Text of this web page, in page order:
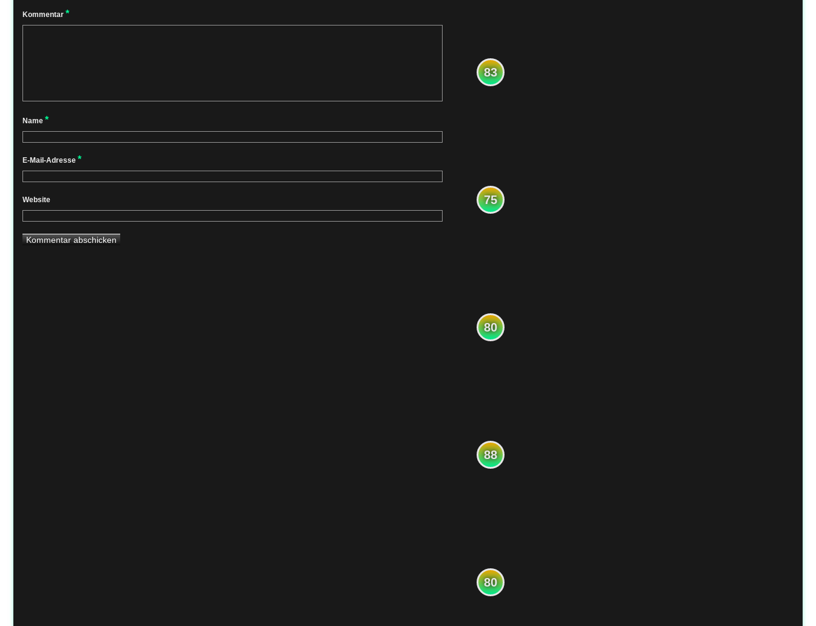
Kommentar *
Name *
E-Mail-Adresse *
Website
83
75
80
88
80